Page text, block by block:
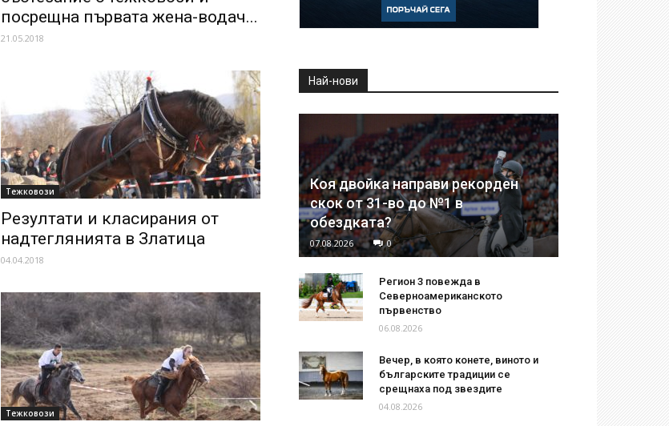
посрещна първата жена-водач...
21.05.2018
Тежковози
Резултати и класирания от
надтеглянията в Златица
04.04.2018
Тежковози
Най-нови
Коя двойка направи рекорден
скок от 31-во до №1 в
обездката?
07.08.2026 0
Регион 3 повежда в
Северноамериканското
първенство
06.08.2026
Вечер, в която конете, виното и
българските традиции се
срещнаха под звездите
04.08.2026